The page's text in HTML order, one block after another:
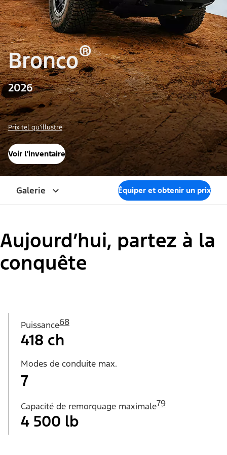
Bronco®
2026
Prix tel qu’illustré
Voir l'inventaire
Galerie Équiper et obtenir un prix
Aujourd’hui, partez à la
conquête
Puissance68
418 ch
Modes de conduite max.
7
Capacité de remorquage maximale79
4 500 lb